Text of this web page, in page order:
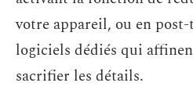
votre appareil, ou en
logiciels dédiés qui
sacrifier les détails.